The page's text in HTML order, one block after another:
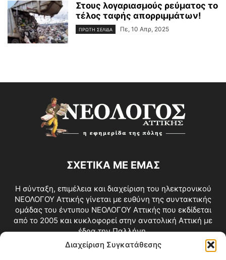
Διαχείριση Συγκατάθεσης
Στους λογαριασμούς ρεύματος το
τέλος ταφής απορριμμάτων!
ΠΡΩΤΗ ΣΕΛΙΔΑ Πε, 10 Απρ, 2025
ΣΧΕΤΙΚΑ ΜΕ ΕΜΑΣ
Η σύνταξη, επιμέλεια και διαχείριση του ηλεκτρονικού
ΝΕΟΛΟΓΟΥ Αττικής γίνεται με ευθύνη της συντακτικής
ομάδας του έντυπου ΝΕΟΛΟΓΟΥ Αττικής που εκδίδεται
από το 2005 και κυκλοφορεί στην ανατολική Αττική με
έδρα την Παλλήνη.
Επικοινωνία:info@neologosattikis.gr